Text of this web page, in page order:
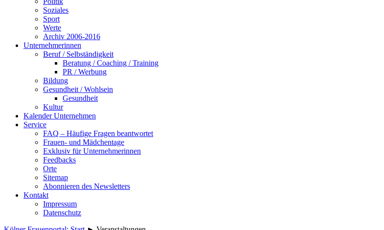
Soziales
Sport
Werte
Archiv 2006-2016
Unternehmerinnen
Beruf / Selbständigkeit
Beratung / Coaching / Training
PR / Werbung
Bildung
Gesundheit / Wohlsein
Gesundheit
Kultur
Kalender Unternehmen
Service
FAQ – Häufige Fragen beantwortet
Frauen- und Mädchentage
Exklusiv für Unternehmerinnen
Feedbacks
Orte
Sitemap
Abonnieren des Newsletters
Kontakt
Impressum
Datenschutz